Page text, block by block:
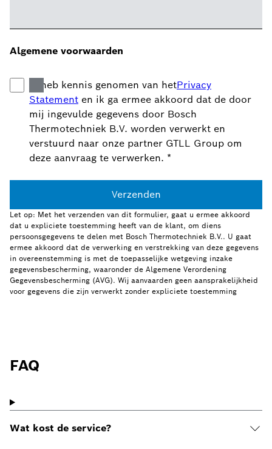
Algemene voorwaarden
Ik heb kennis genomen van hetPrivacy
Statement en ik ga ermee akkoord dat de door
mij ingevulde gegevens door Bosch
Thermotechniek B.V. worden verwerkt en
verstuurd naar onze partner GTLL Group om
deze aanvraag te verwerken. *
Verzenden
Let op: Met het verzenden van dit formulier, gaat u ermee akkoord
dat u expliciete toestemming heeft van de klant, om diens
persoonsgegevens te delen met Bosch Thermotechniek B.V.. U gaat
ermee akkoord dat de verwerking en verstrekking van deze gegevens
in overeenstemming is met de toepasselijke wetgeving inzake
gegevensbescherming, waaronder de Algemene Verordening
Gegevensbescherming (AVG). Wij aanvaarden geen aansprakelijkheid
voor gegevens die zijn verwerkt zonder expliciete toestemming
FAQ
Wat kost de service?